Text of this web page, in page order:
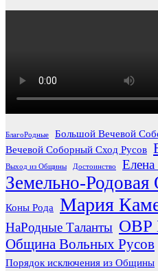
БлагоРодные
Большой Вечевой
Вечевой Соборный Сход Русов
Выход из Общины Достоинство Елена
Земельно-
Коны Рода Мария
НаРодные Таланты ОВР
Община Вольных Русов
Порядок исключения из Общины